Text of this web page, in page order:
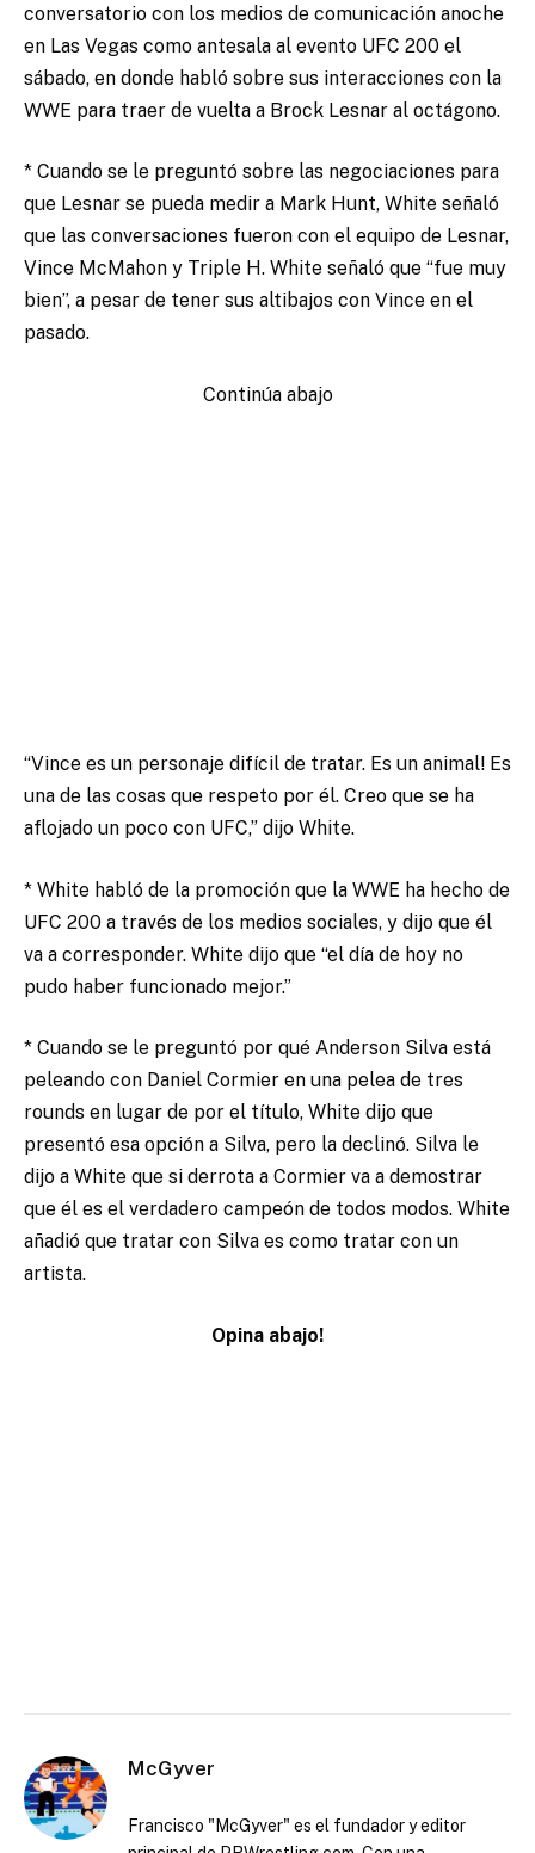
conversatorio con los medios de comunicación anoche
en Las Vegas como antesala al evento UFC 200 el
sábado, en donde habló sobre sus interacciones con la
WWE para traer de vuelta a Brock Lesnar al octágono.
* Cuando se le preguntó sobre las negociaciones para
que Lesnar se pueda medir a Mark Hunt, White señaló
que las conversaciones fueron con el equipo de Lesnar,
Vince McMahon y Triple H. White señaló que “fue muy
bien”, a pesar de tener sus altibajos con Vince en el
pasado.
Continúa abajo
“Vince es un personaje difícil de tratar. Es un animal! Es
una de las cosas que respeto por él. Creo que se ha
aflojado un poco con UFC,” dijo White.
* White habló de la promoción que la WWE ha hecho de
UFC 200 a través de los medios sociales, y dijo que él
va a corresponder. White dijo que “el día de hoy no
pudo haber funcionado mejor.”
* Cuando se le preguntó por qué Anderson Silva está
peleando con Daniel Cormier en una pelea de tres
rounds en lugar de por el título, White dijo que
presentó esa opción a Silva, pero la declinó. Silva le
dijo a White que si derrota a Cormier va a demostrar
que él es el verdadero campeón de todos modos. White
añadió que tratar con Silva es como tratar con un
artista.
Opina abajo!
McGyver
Francisco "McGyver" es el fundador y editor